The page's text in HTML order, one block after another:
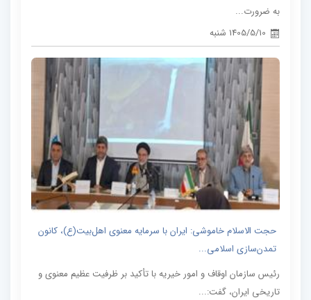
به ضرورت...
1405/5/10 شنبه
حجت الاسلام خاموشی: ایران با سرمایه معنوی اهل‌بیت(ع)، کانون
تمدن‌سازی اسلامی...
رئیس سازمان اوقاف و امور خیریه با تأکید بر ظرفیت عظیم معنوی و
تاریخی ایران، گفت:...